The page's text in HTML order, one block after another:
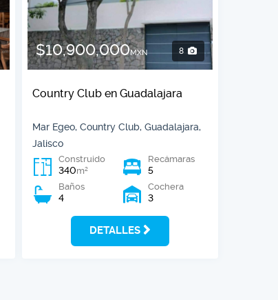
$10,900,000MXN 8
Country Club en Guadalajara
Mar Egeo, Country Club, Guadalajara,
Jalisco
Construido
340m2
Recámaras
5
Baños
4
Cochera
3
DETALLES